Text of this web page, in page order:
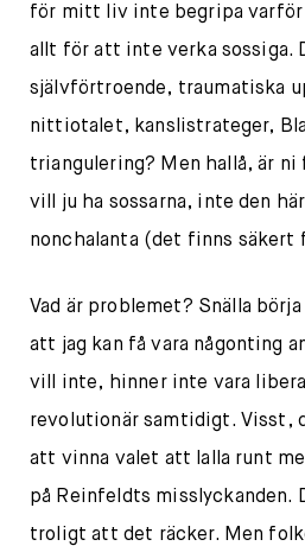
för mitt liv inte begripa varför
allt för att inte verka sossiga.
självförtroende, traumatiska
nittiotalet, kanslistrateger,
triangulering? Men hallå, är
vill ju ha sossarna, inte den
nonchalanta (det finns säkert
Vad är problemet? Snälla
att jag kan få vara någonting
vill inte, hinner inte vara
revolutionär samtidigt. Visst,
att vinna valet att lalla runt
på Reinfeldts misslyckanden.
troligt att det räcker. Men